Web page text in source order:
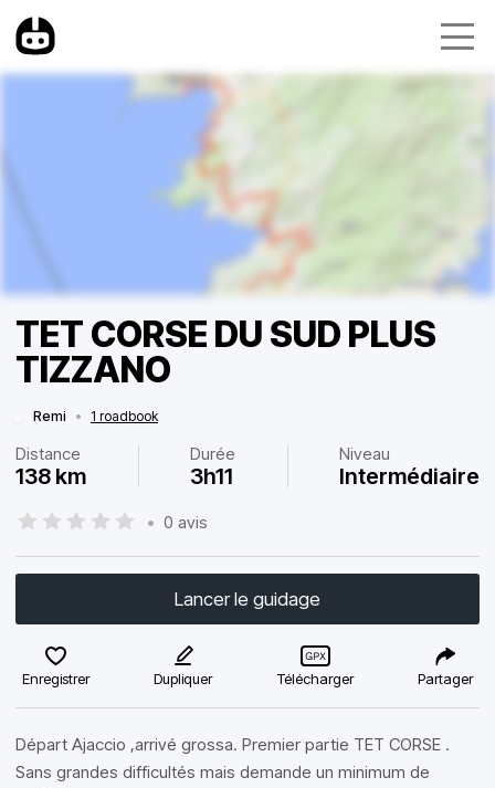
TET CORSE DU SUD PLUS
TIZZANO
Remi • 1 roadbook
Distance
138 km
Durée
3h11
Niveau
Intermédiaire
• 0 avis
Lancer le guidage
Enregistrer Dupliquer Télécharger Partager
Départ Ajaccio ,arrivé grossa. Premier partie TET CORSE .
Sans grandes difficultés mais demande un minimum de